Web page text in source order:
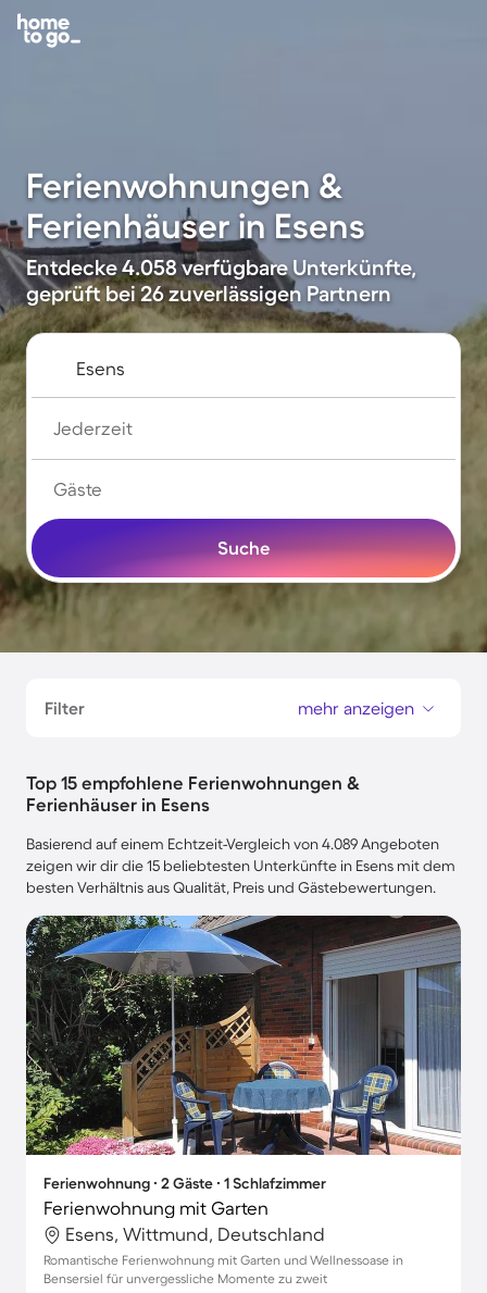
Ferienwohnungen &
Ferienhäuser in Esens
Entdecke 4.058 verfügbare Unterkünfte,
geprüft bei 26 zuverlässigen Partnern
Jederzeit
Gäste
Suche
Filter mehr anzeigen
Top 15 empfohlene Ferienwohnungen &
Ferienhäuser in Esens
Basierend auf einem Echtzeit-Vergleich von 4.089 Angeboten
zeigen wir dir die 15 beliebtesten Unterkünfte in Esens mit dem
besten Verhältnis aus Qualität, Preis und Gästebewertungen.
Ferienwohnung ∙ 2 Gäste ∙ 1 Schlafzimmer
Ferienwohnung mit Garten
Esens, Wittmund, Deutschland
Romantische Ferienwohnung mit Garten und Wellnessoase in
Bensersiel für unvergessliche Momente zu zweit